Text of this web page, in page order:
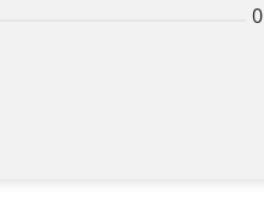
0